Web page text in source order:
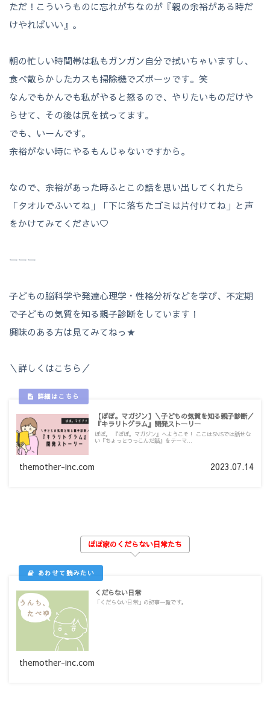
ただ！こういうものに忘れがちなのが『親の余裕がある時だ
けやればいい』。
朝の忙しい時間帯は私もガンガン自分で拭いちゃいますし、
食べ散らかしたカスも掃除機でズボーッです。笑
なんでもかんでも私がやると怒るので、やりたいものだけや
らせて、その後は尻を拭ってます。
でも、いーんです。
余裕がない時にやるもんじゃないですから。
なので、余裕があった時ふとこの話を思い出してくれたら
「タオルでふいてね」「下に落ちたゴミは片付けてね」と声
をかけてみてください♡
ーーー
子どもの脳科学や発達心理学・性格分析などを学び、不定期
で子どもの気質を知る親子診断をしています！
興味のある方は見てみてねっ★
＼詳しくはこちら／
【ぽぽ。マガジン】＼子どもの気質を知る親子診断／
『キラリトグラム』開発ストーリー
ぽぽ。 『ぽぽ。マガジン』へようこそ！ ここはSNSでは話せな
い『ちょっとつっこんだ話』をテーマ...
themother-inc.com 2023.07.14
ぽぽ家のくだらない日常たち
くだらない日常
「くだらない日常」の記事一覧です。
themother-inc.com